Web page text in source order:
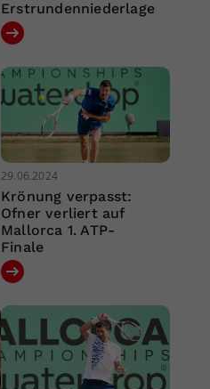
Erstrundenniederlage
29.06.2024
Krönung verpasst:
Ofner verliert auf
Mallorca 1. ATP-
Finale